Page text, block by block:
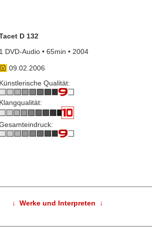
D 132
1 DVD-Audio • 65min • 2004
09.02.2006
Künstlerische Qualität:
Klangqualität:
↓ Werke und Interpreten ↓